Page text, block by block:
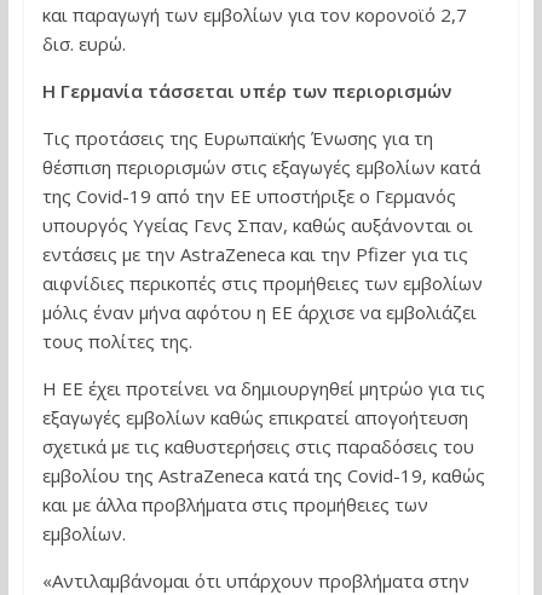
και παραγωγή των εμβολίων για τον κορονοϊό 2,7
δισ. ευρώ.
Η Γερμανία τάσσεται υπέρ των περιορισμών
Τις προτάσεις της Ευρωπαϊκής Ένωσης για τη
θέσπιση περιορισμών στις εξαγωγές εμβολίων κατά
της Covid-19 από την ΕΕ υποστήριξε ο Γερμανός
υπουργός Υγείας Γενς Σπαν, καθώς αυξάνονται οι
εντάσεις με την AstraZeneca και την Pfizer για τις
αιφνίδιες περικοπές στις προμήθειες των εμβολίων
μόλις έναν μήνα αφότου η ΕΕ άρχισε να εμβολιάζει
τους πολίτες της.
Η ΕΕ έχει προτείνει να δημιουργηθεί μητρώο για τις
εξαγωγές εμβολίων καθώς επικρατεί απογοήτευση
σχετικά με τις καθυστερήσεις στις παραδόσεις του
εμβολίου της AstraZeneca κατά της Covid-19, καθώς
και με άλλα προβλήματα στις προμήθειες των
εμβολίων.
«Αντιλαμβάνομαι ότι υπάρχουν προβλήματα στην